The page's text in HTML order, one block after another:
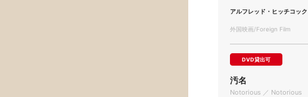
アルフレッド・ヒッチコック
外国映画/Foreign Film
DVD貸出可
汚名
Notorious ／ Notorious